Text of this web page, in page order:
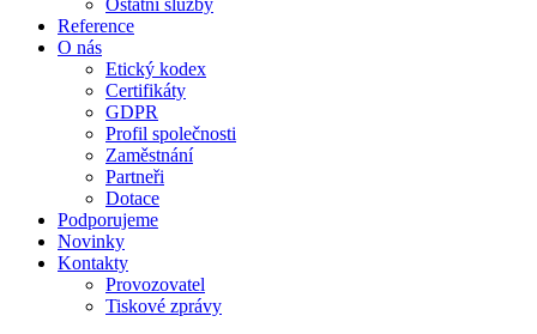
Ostatní služby
Reference
O nás
Etický kodex
Certifikáty
GDPR
Profil společnosti
Zaměstnání
Partneři
Dotace
Podporujeme
Novinky
Kontakty
Provozovatel
Tiskové zprávy